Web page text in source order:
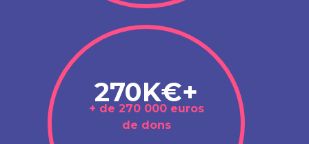
270K€+
+ de 270 000 euros
de dons